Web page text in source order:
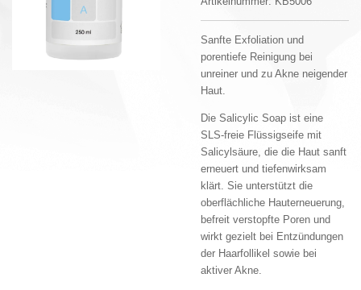
Sanfte Exfoliation und
porentiefe Reinigung bei
unreiner und zu Akne neigender
Haut.
Die Salicylic Soap ist eine
SLS-freie Flüssigseife mit
Salicylsäure, die die Haut sanft
erneuert und tiefenwirksam
klärt. Sie unterstützt die
oberflächliche Hauterneuerung,
befreit verstopfte Poren und
wirkt gezielt bei Entzündungen
der Haarfollikel sowie bei
aktiver Akne.